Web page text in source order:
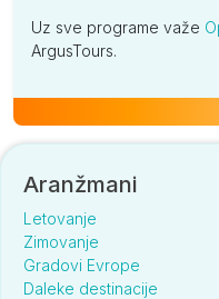
Uz sve programe važe
ArgusTours.
Aranžmani
Letovanje
Zimovanje
Gradovi Evrope
Daleke destinacije